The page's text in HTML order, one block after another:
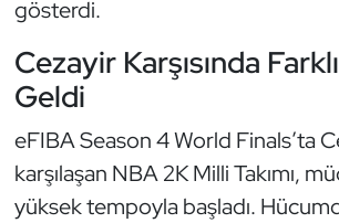
gösterdi.
Cezayir Karşısında
Geldi
eFIBA Season 4 World Finals’ta
karşılaşan NBA 2K Milli Takımı,
yüksek tempoyla başladı.
Halter
Hava Sporları
Hentbol
İşitme Engelli Sporcular